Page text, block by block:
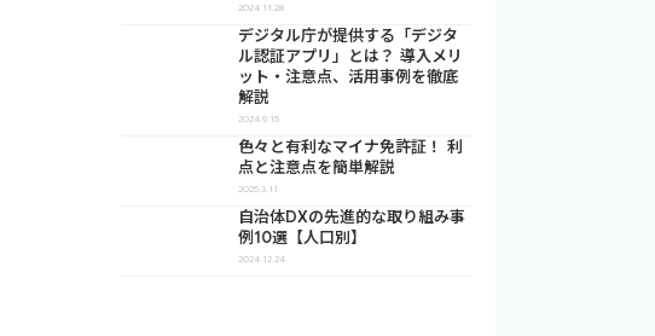
2024.11.28
デジタル庁が提供する「デジタ
ル認証アプリ」とは？ 導入メリ
ット・注意点、活用事例を徹底
解説
2024.9.15
色々と有利なマイナ免許証！ 利
点と注意点を簡単解説
2025.3.11
自治体DXの先進的な取り組み事
例10選【人口別】
2024.12.24